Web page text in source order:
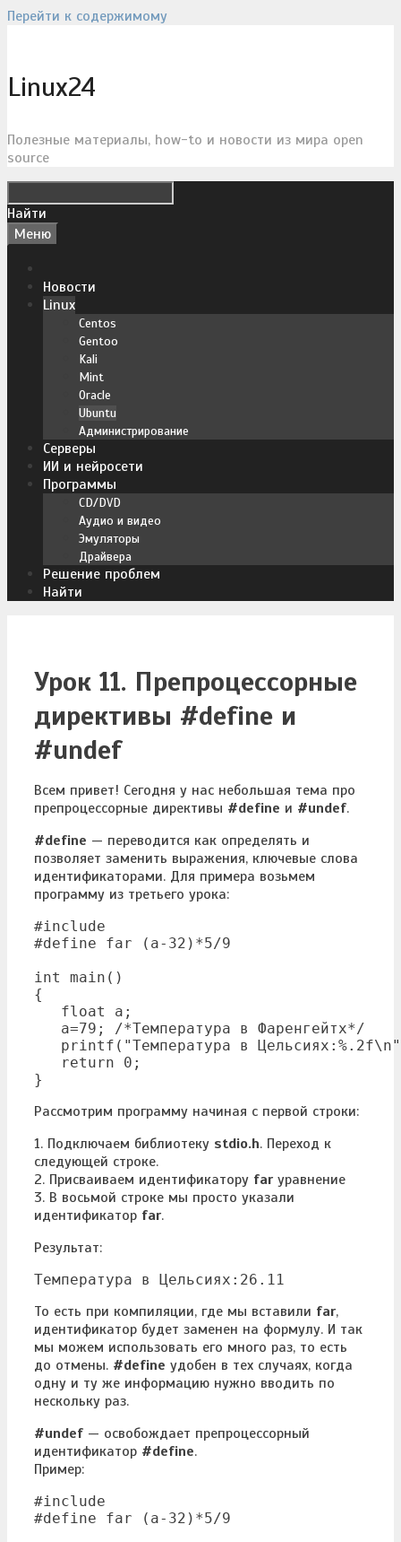
Перейти к содержимому
Linux24
Полезные материалы, how-to и новости из мира open
source
Найти
Меню
Новости
Linux
Centos
Gentoo
Kali
Mint
Oracle
Ubuntu
Администрирование
Серверы
ИИ и нейросети
Программы
CD/DVD
Аудио и видео
Эмуляторы
Драйвера
Решение проблем
Найти
Урок 11. Препроцессорные
директивы #define и
#undef
Всем привет! Сегодня у нас небольшая тема про
препроцессорные директивы #define и #undef.
#define — переводится как определять и
позволяет заменить выражения, ключевые слова
идентификаторами. Для примера возьмем
программу из третьего урока:
#include
#define far (a-32)*5/9
int main()
{
   float a;
   a=79; /*Температура в Фаренгейтх*/
printf("Температура в
   return 0;
Рассмотрим программу начиная с первой строки:
1. Подключаем библиотеку stdio.h. Переход к
следующей строке.
2. Присваиваем идентификатору far уравнение
3. В восьмой строке мы просто указали
идентификатор far.
Результат:
Температура в Цельсиях:26.11
То есть при компиляции, где мы вставили far,
идентификатор будет заменен на формулу. И так
мы можем использовать его много раз, то есть
до отмены. #define удобен в тех случаях, когда
одну и ту же информацию нужно вводить по
нескольку раз.
#undef — освобождает препроцессорный
идентификатор #define.
Пример:
#include
#define far (a-32)*5/9